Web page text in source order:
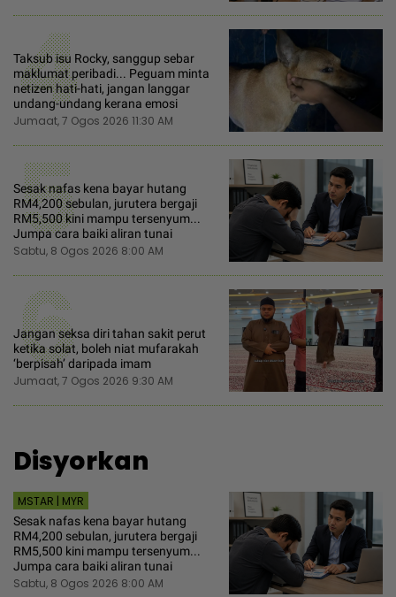
4
Taksub isu Rocky, sanggup sebar
maklumat peribadi... Peguam minta
netizen hati-hati, jangan langgar
undang-undang kerana emosi
Jumaat, 7 Ogos 2026 11:30 AM
5
Sesak nafas kena bayar hutang
RM4,200 sebulan, jurutera bergaji
RM5,500 kini mampu tersenyum...
Jumpa cara baiki aliran tunai
Sabtu, 8 Ogos 2026 8:00 AM
6
Jangan seksa diri tahan sakit perut
ketika solat, boleh niat mufarakah
‘berpisah’ daripada imam
Jumaat, 7 Ogos 2026 9:30 AM
Disyorkan
MSTAR | MYR
Sesak nafas kena bayar hutang
RM4,200 sebulan, jurutera bergaji
RM5,500 kini mampu tersenyum...
Jumpa cara baiki aliran tunai
Sabtu, 8 Ogos 2026 8:00 AM